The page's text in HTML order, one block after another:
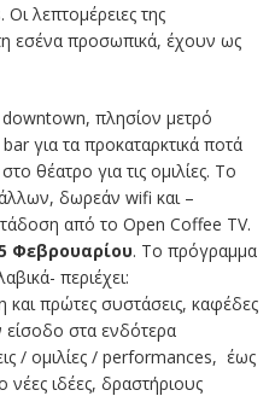
λεπτομέρειες της
εσένα προσωπικά, έχουν ως
πλησίον μετρό
για τα προκαταρκτικά ποτά
θέατρο για τις ομιλίες. Το
δωρεάν wifi και –
από το Open Coffee TV.
Φεβρουαρίου. Το πρόγραμμα
περιέχει:
πρώτες συστάσεις, καφέδες
στα ενδότερα
/ ομιλίες / performances, έως
νέες ιδέες, δραστήριους